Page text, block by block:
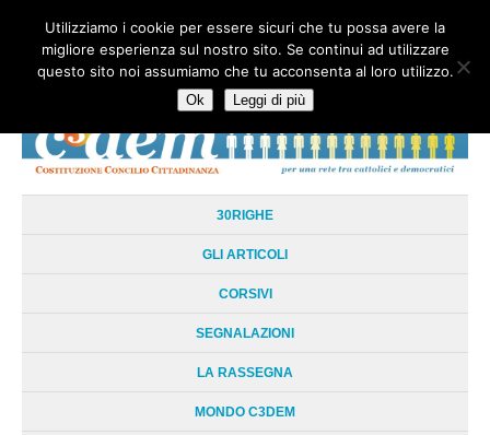
HOME CHI SIAMO LA RETE LE RADICI DOCUMENTAZIONE
AREE TEMATICHE
30RIGHE
GLI ARTICOLI
CORSIVI
SEGNALAZIONI
LA RASSEGNA
MONDO C3DEM
Utilizziamo i cookie per essere sicuri che tu possa avere la
migliore esperienza sul nostro sito. Se continui ad utilizzare
questo sito noi assumiamo che tu acconsenta al loro utilizzo.
Ok Leggi di più